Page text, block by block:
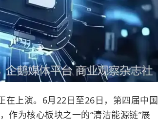
在上演。6月22日至26日，第四届中国
作为核心板块之一的“清洁能源链”展